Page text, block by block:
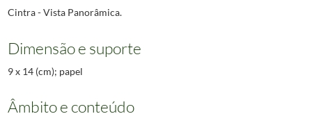
Cintra - Vista Panorâmica.
Dimensão e suporte
9 x 14 (cm); papel
Âmbito e conteúdo